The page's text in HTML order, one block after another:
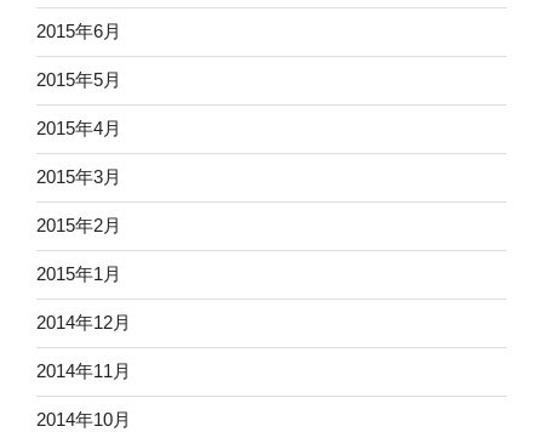
2015年6月
2015年5月
2015年4月
2015年3月
2015年2月
2015年1月
2014年12月
2014年11月
2014年10月